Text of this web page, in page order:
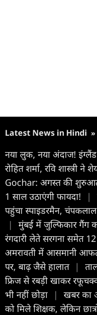
Latest News in Hindi »
नया लुक, नया अंदाज!
रोहित शर्मा, रवि शास्त्री ने
Gochar: अगस्त की शुरुआत
1 साल उठाएंगी फायदा!
|
पहुंचा स्पाइडरमैन,
|
मुंबई में जुल्फिकार गैंग
रंगदारी लेते सरगना समेत 12
अमरावती में आसमानी
पर, बाढ़ जैसे हालात |
फ्रिज से रबड़ी खाकर
भी नहीं छोड़ा
|
खबर का
को मिले श‍िक्षक, लेकिन